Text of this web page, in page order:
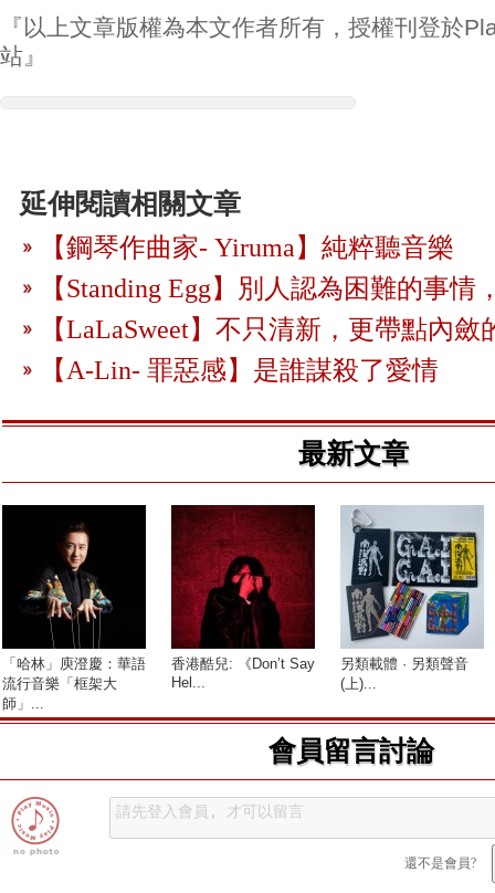
『以上文章版權為本文作者所有，授權刊登於
站』
延伸閱讀相關文章
【鋼琴作曲家- Yiruma】純粹聽音樂
【Standing Egg】別人認為困難的事情
【LaLaSweet】不只清新，更帶點內斂
【A-Lin- 罪惡感】是誰謀殺了愛情
最新文章
「哈林」庾澄慶：華語
流行音樂「框架大
師」...
香港酷兒: 《Don’t Say
Hel...
另類載體 · 另類聲音
(上)...
會員留言討論
還不是會員?